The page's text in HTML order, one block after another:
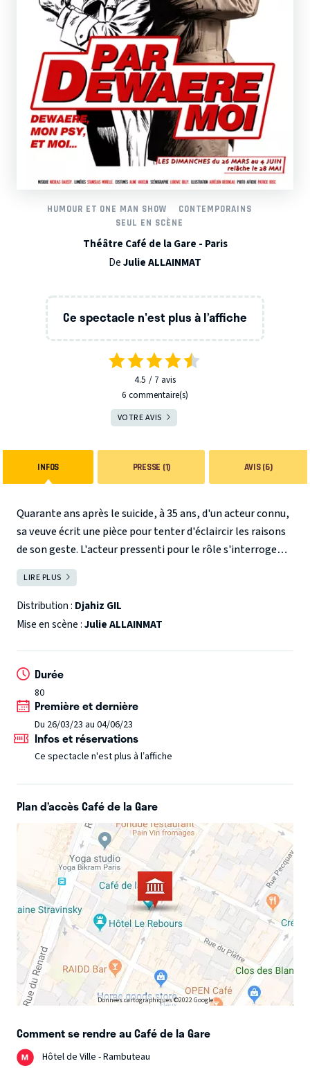
HUMOUR ET ONE MAN SHOW
CONTEMPORAINS
SEUL EN SCÈNE
Théâtre Café de la Gare - Paris
DeJulie ALLAINMAT
Ce spectacle n'est plus à l’affiche
4.5 7 avis
6 commentaire(s)
VOTRE AVIS
INFOS PRESSE (1) AVIS (6)
Quarante ans après le suicide, à 35 ans, d'un acteur connu,
sa veuve écrit une pièce pour tenter d'éclaircir les raisons
de son geste. L'acteur pressenti pour le rôle s'interroge
tellement sur sa légitimité à interpréter un personnage si
complexe qu'il finit par s'adresser à un psy qu'il situe
quelque part dans la salle.
Il est obligé de lui raconter ce qu'il connaît de la star... et
d'un personnage subjectif : un psy freudien désabusé.
Le titre de cette psycho-comédie de Julie Allainmat
justifie amplement sa programmation dans les dimanches
de Sotha au Café de la Gare, bien sûr. Un endroit où on peut
rire même de ce qui n'est pas drôle, et en parler autour
LIRE PLUS
Distribution : Djahiz GIL
Mise en scène :Julie ALLAINMAT
Durée
80
Première et dernière
Du 26/03/23 au 04/06/23
Infos et réservations
Ce spectacle n'est plus à l’affiche
Plan d’accès Café de la Gare
Données cartographiques ©2022 Google
Comment se rendre au Café de la Gare
Hôtel de Ville - Rambuteau